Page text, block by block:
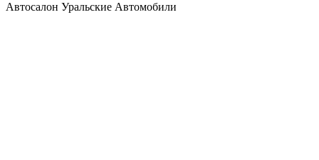
Автосалон Уральские Автомобили